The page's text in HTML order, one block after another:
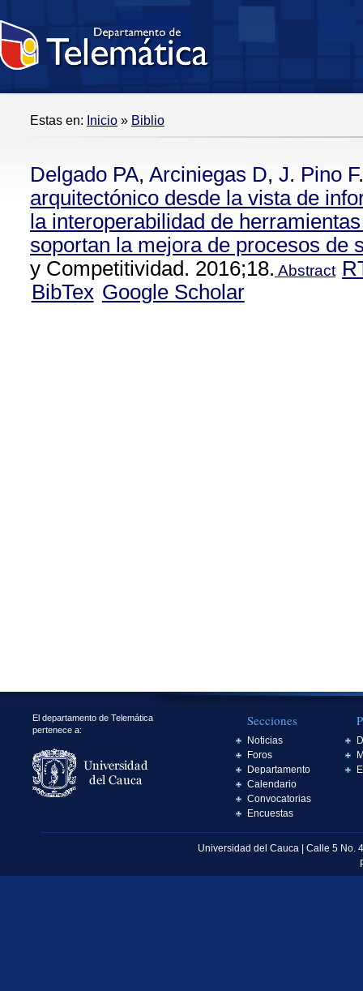
Estas en: Inicio » Biblio
Delgado PA, Arciniegas D, J. Pino F.
arquitectónico desde la vista de
la interoperabilidad de
soportan la mejora de procesos de
y Competitividad. 2016;18. Abstract
BibTex Google Scholar
El departamento de Telemática
pertenece a:
Secciones
Noticias
Foros
Departamento
Calendario
Convocatorias
Encuestas
Universidad del Cauca | Calle 5 No.